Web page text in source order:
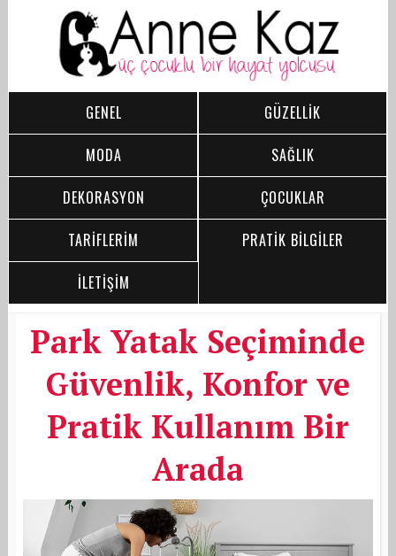
GENEL
GÜZELLİK
MODA
SAĞLIK
DEKORASYON
ÇOCUKLAR
TARİFLERİM
PRATİK BİLGİLER
İLETİŞİM
Park Yatak Seçiminde
Güvenlik, Konfor ve
Pratik Kullanım Bir
Arada